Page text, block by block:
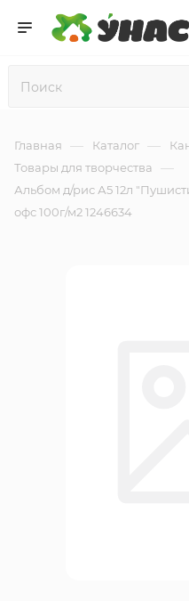
Главная — Каталог —
Товары для творчества —
Альбом д/рис А5 12л
офс 100г/м2 1246634